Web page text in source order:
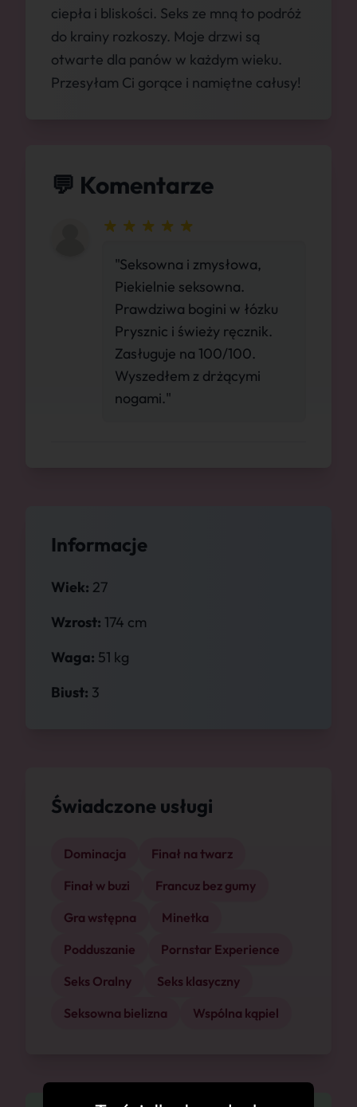
Informacje
Wiek: 27
Wzrost: 174 cm
Waga: 51 kg
Biust: 3
Świadczone usługi
Dominacja
Finał na twarz
Finał w buzi
Francuz bez gumy
Gra wstępna
Minetka
Podduszanie
Pornstar Experience
Seks Oralny
Seks klasyczny
Seksowna bielizna
Wspólna kąpiel
ciepła i bliskości. Seks ze mną to podróż
do krainy rozkoszy. Moje drzwi są
otwarte dla panów w każdym wieku.
Przesyłam Ci gorące i namiętne całusy!
💬 Komentarze
"Seksowna i zmysłowa,
Piekielnie seksowna.
Prawdziwa bogini w łózku
Prysznic i świeży ręcznik.
Zasługuje na 100/100.
Wyszedłem z drżącymi
nogami."